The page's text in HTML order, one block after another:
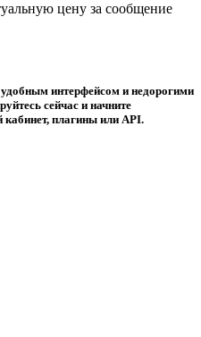
цену за сообщение
интерфейсом и недорогими
сейчас и начните
кабинет, плагины или API.